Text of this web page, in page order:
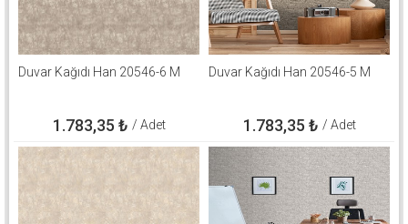
Duvar Kağıdı Han 20546-6 M
1.783,35 ₺ / Adet
Duvar Kağıdı Han 20546-5 M
1.783,35 ₺ / Adet